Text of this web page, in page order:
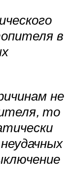
в
не
то